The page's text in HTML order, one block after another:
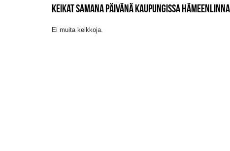
KEIKAT SAMANA PÄIVÄNÄ KAUPUNGISSA HÄMEENLINNA
Ei muita keikkoja.